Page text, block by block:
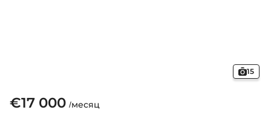
15
€17 000 /месяц